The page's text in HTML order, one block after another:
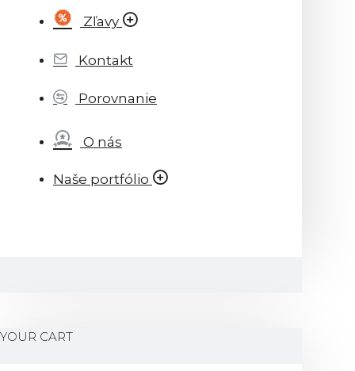
Zľavy
Kontakt
Porovnanie
O nás
Naše portfólio
YOUR CART